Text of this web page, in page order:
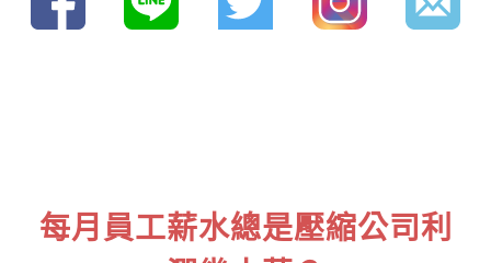
每月員工薪水總是壓縮公司利